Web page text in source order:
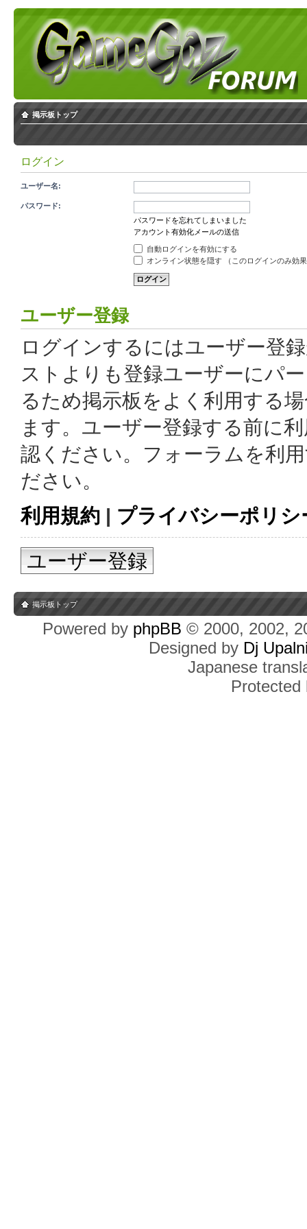
掲示板トップ
ログイン
ユーザー名:
パスワード:
パスワードを忘れてしまいました
アカウント有効化メールの送信
自動ログインを有効にする
オンライン状態を隠す （このログインのみ効
ユーザー登録
ログインするにはユーザー登
ストよりも登録ユーザーにパ
るため掲示板をよく利用する
ます。ユーザー登録する前に
認ください。フォーラムを利
ださい。
利用規約 | プライバシーポリシ
ユーザー登録
掲示板トップ
Powered by phpBB © 2000, 2002,
Designed by Dj
Japanese